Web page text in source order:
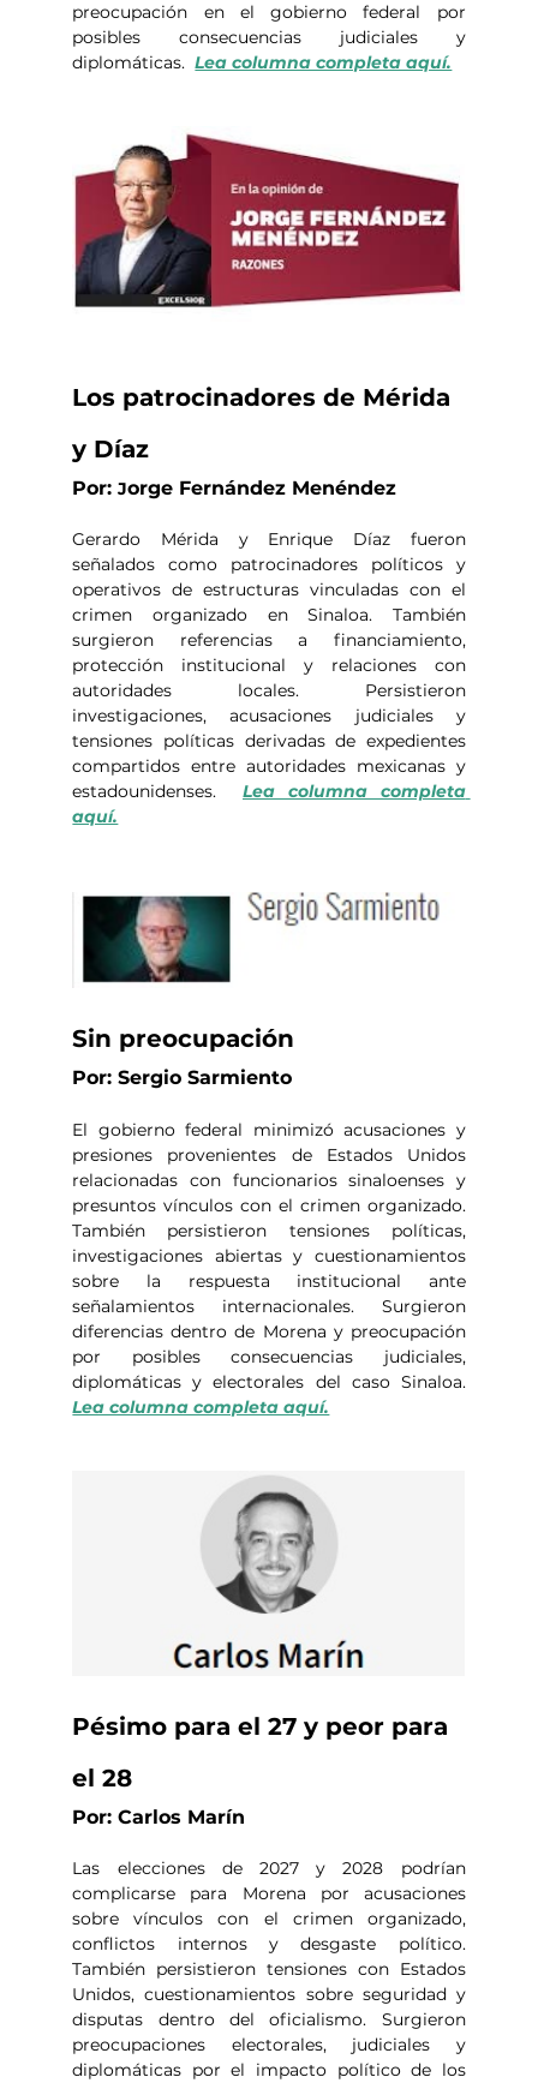
preocupación en el gobierno federal por
posibles consecuencias judiciales y
diplomáticas. Lea columna completa aquí.
Los patrocinadores de Mérida
y Díaz
Por: Jorge Fernández Menéndez
Gerardo Mérida y Enrique Díaz fueron
señalados como patrocinadores políticos y
operativos de estructuras vinculadas con el
crimen organizado en Sinaloa. También
surgieron referencias a financiamiento,
protección institucional y relaciones con
autoridades locales. Persistieron
investigaciones, acusaciones judiciales y
tensiones políticas derivadas de expedientes
compartidos entre autoridades mexicanas y
estadounidenses. Lea columna completa
aquí.
Sin preocupación
Por: Sergio Sarmiento
El gobierno federal minimizó acusaciones y
presiones provenientes de Estados Unidos
relacionadas con funcionarios sinaloenses y
presuntos vínculos con el crimen organizado.
También persistieron tensiones políticas,
investigaciones abiertas y cuestionamientos
sobre la respuesta institucional ante
señalamientos internacionales. Surgieron
diferencias dentro de Morena y preocupación
por posibles consecuencias judiciales,
diplomáticas y electorales del caso Sinaloa.
Lea columna completa aquí.
Pésimo para el 27 y peor para
el 28
Por: Carlos Marín
Las elecciones de 2027 y 2028 podrían
complicarse para Morena por acusaciones
sobre vínculos con el crimen organizado,
conflictos internos y desgaste político.
También persistieron tensiones con Estados
Unidos, cuestionamientos sobre seguridad y
disputas dentro del oficialismo. Surgieron
preocupaciones electorales, judiciales y
diplomáticas por el impacto político de los